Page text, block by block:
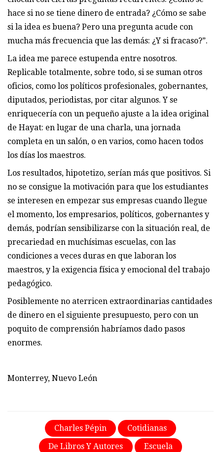
hace si no se tiene dinero de entrada? ¿Cómo se sabe
si la idea es buena? Pero una pregunta acude con
mucha más frecuencia que las demás: ¿Y si fracaso?”.
La idea me parece estupenda entre nosotros.
Replicable totalmente, sobre todo, si se suman otros
oficios, como los políticos profesionales, gobernantes,
diputados, periodistas, por citar algunos. Y se
enriquecería con un pequeño ajuste a la idea original
de Hayat: en lugar de una charla, una jornada
completa en un salón, o en varios, como hacen todos
los días los maestros.
Los resultados, hipotetizo, serían más que positivos. Si
no se consigue la motivación para que los estudiantes
se interesen en empezar sus empresas cuando llegue
el momento, los empresarios, políticos, gobernantes y
demás, podrían sensibilizarse con la situación real, de
precariedad en muchísimas escuelas, con las
condiciones a veces duras en que laboran los
maestros, y la exigencia física y emocional del trabajo
pedagógico.
Posiblemente no aterricen extraordinarias cantidades
de dinero en el siguiente presupuesto, pero con un
poquito de comprensión habríamos dado pasos
enormes.
Monterrey, Nuevo León
Charles Pépin
Cotidianas
De Libros Y Autores
Escuela